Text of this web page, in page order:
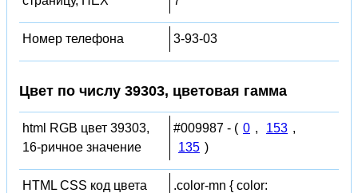
Номер телефона 3-93-03
Цвет по числу 39303, цветовая гамма
html RGB цвет 39303,
16-ричное значение
#009987 - ( 0 , 153 ,
135 )
HTML CSS код цвета
.color-mn { color: